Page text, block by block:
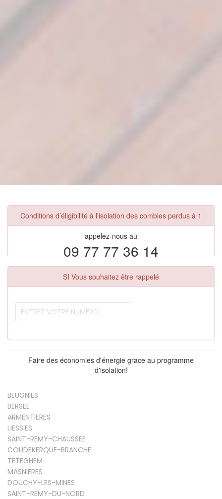
Conditions d’éligibilité à l’isolation des combles perdus à 1
appelez-nous au
09 77 77 36 14
SI Vous souhaitez être rappelé
Faire des économies d'énergie grace au programme
d'isolation!
BEUGNIES
BERSEE
ARMENTIERES
LIESSIES
SAINT-REMY-CHAUSSEE
COUDEKERQUE-BRANCHE
TETEGHEM
MASNIERES
DOUCHY-LES-MINES
SAINT-REMY-DU-NORD